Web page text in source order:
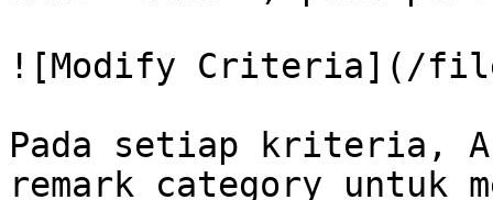
![Modify Criteria](/files/
Pada setiap kriteria,
remark category untuk